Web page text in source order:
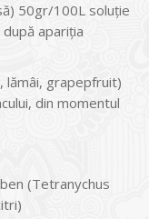
50gr/100L soluţie
apariția
lămâi, grapepfruit)
din momentul
(Tetranychus